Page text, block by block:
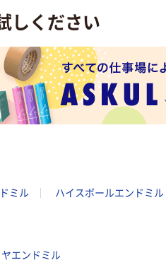
しください
ミル ハイスボールエンドミル
ヤエンドミル